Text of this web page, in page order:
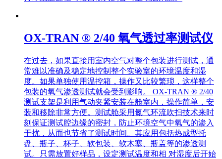
OX-TRAN ® 2/40 氧气透过率测试仪
在过去，如果直接用室内空气对整个包装进行测试，通
常难以准确及稳定地控制整个实验室的环境温度和湿
度。如果单独使用温控箱，操作又比较繁琐，这样整个
包装的氧气渗透测试就会受到影响。 OX-TRAN ® 2/40
测试支架是利用气动夹紧安装在舱室内，操作简单，安
装和移除非常方便。测试舱采用氮气环流吹扫技术来时
刻保证测试腔边缘的密封，防止环境空气中氧气的渗入
干扰，从而也节省了测试时间。其应用包括热成型托
盘、瓶子、杯子、软包装、软木塞、瓶盖等的渗透测
试。只需放置好样品，设定测试温度和相 对湿度后开始